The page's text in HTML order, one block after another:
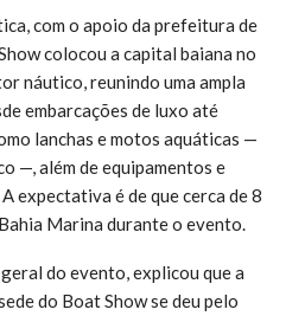
com o apoio da prefeitura de
colocou a capital baiana no
náutico, reunindo uma ampla
embarcações de luxo até
lanchas e motos aquáticas —
—, além de equipamentos e
expectativa é de que cerca de 8
Marina durante o evento.
do evento, explicou que a
do Boat Show se deu pelo